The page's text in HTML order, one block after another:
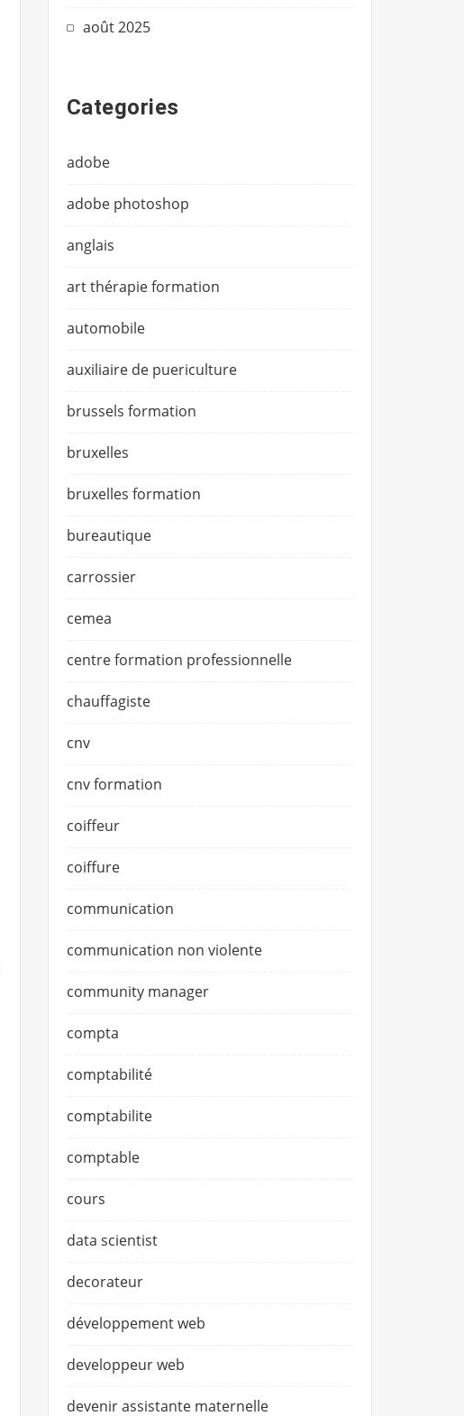
août 2025
Categories
adobe
adobe photoshop
anglais
art thérapie formation
automobile
auxiliaire de puericulture
brussels formation
bruxelles
bruxelles formation
bureautique
carrossier
cemea
centre formation professionnelle
chauffagiste
cnv
cnv formation
coiffeur
coiffure
communication
communication non violente
community manager
compta
comptabilité
comptabilite
comptable
cours
data scientist
decorateur
développement web
developpeur web
devenir assistante maternelle